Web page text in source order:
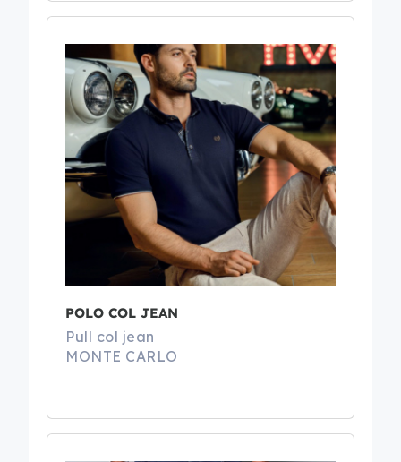
POLO COL JEAN
Pull col jean
MONTE CARLO